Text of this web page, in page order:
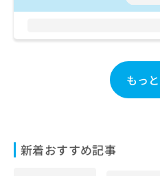
もっ
新着おすすめ記事
お
い